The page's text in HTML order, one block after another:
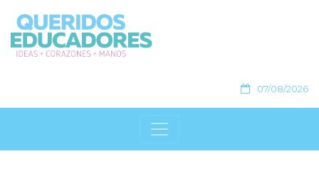
07/08/2026